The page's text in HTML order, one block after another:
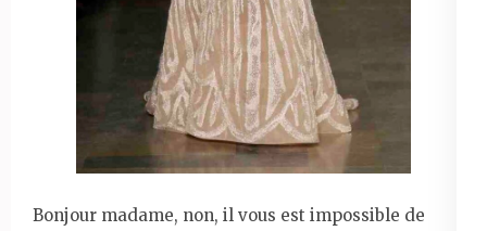
Bonjour madame, non, il vous est impossible de